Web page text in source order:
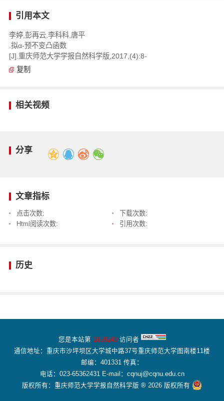
引用本文
李婷,彭再云,李科科,唐平
.拟α-预不变凸函数
[J].重庆师范大学学报自然科学版,2017,(4):8-
复制
相关视频
分享
文章指标
点击次数:
下载次数:
Html阅读次数:
引用次数:
历史
您是本站第 1659249访问者
通信地址：重庆市沙坪坝区大学城中路37号重庆师范大学图南楼11楼
邮编：401331 传真：
电话：023-65362431 E-mail：cqnuj@cqnu.edu.cn
版权所有：重庆师范大学学报自然科学版 ® 2026 版权所有